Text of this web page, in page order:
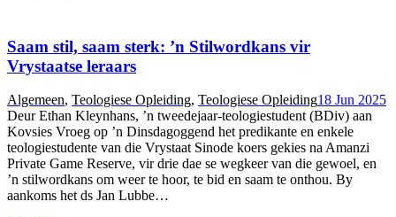
Saam stil, saam sterk: ’n Stilwordkans vir
Vrystaatse leraars
Algemeen, Teologiese Opleiding, Teologiese Opleiding18 Jun 2025
Deur Ethan Kleynhans, ’n tweedejaar-teologiestudent (BDiv) aan
Kovsies Vroeg op ’n Dinsdagoggend het predikante en enkele
teologiestudente van die Vrystaat Sinode koers gekies na Amanzi
Private Game Reserve, vir drie dae se wegkeer van die gewoel, en
’n stilwordkans om weer te hoor, te bid en saam te onthou. By
aankoms het ds Jan Lubbe…